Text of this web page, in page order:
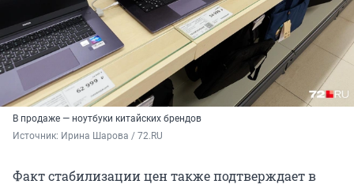
В продаже — ноутбуки китайских брендов
Источник: Ирина Шарова / 72.RU
Факт стабилизации цен также подтверждает в